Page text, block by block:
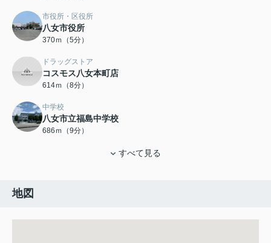
市役所・区役所
八女市役所
370ｍ（5分）
ドラッグストア
コスモス八女本町店
614ｍ（8分）
中学校
八女市立福島中学校
686ｍ（9分）
すべて見る
地図